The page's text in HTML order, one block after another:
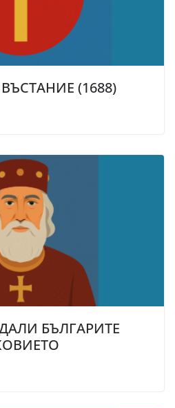
(1688)
БЪЛГАРИТЕ